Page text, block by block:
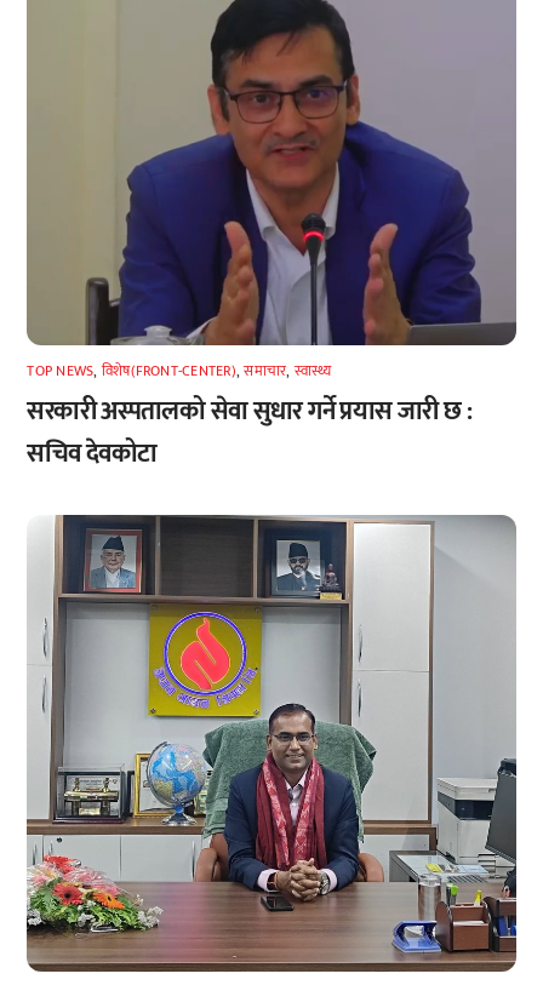
TOP NEWS, विशेष(FRONT-CENTER),समाचार, स्वास्थ्य
सरकारी अस्पतालको सेवा सुधार गर्ने प्रयास जारी छ :
सचिव देवकोटा